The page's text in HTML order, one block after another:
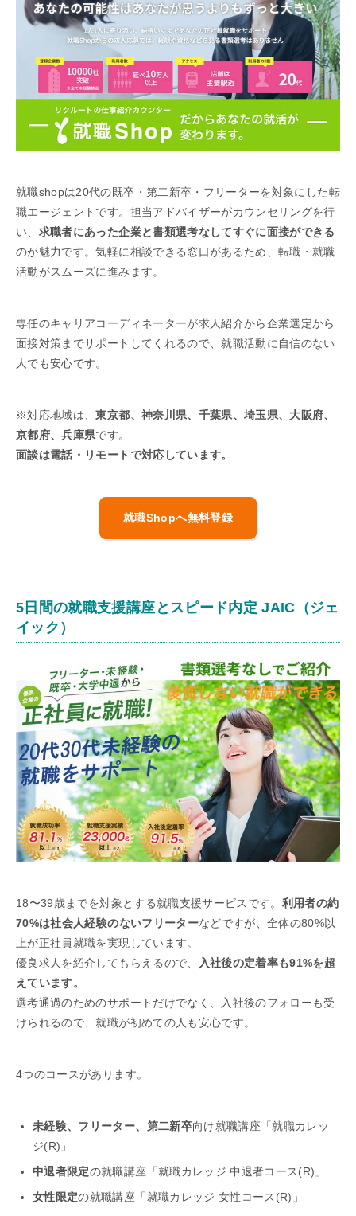
就職shopは20代の既卒・第二新卒・フリーターを対象にした転
職エージェントです。担当アドバイザーがカウンセリングを行
い、 求職者にあった企業と書類選考なしてすぐに面接ができる
のが魅力です。気軽に相談できる窓口があるため、転職・就職
活動がスムーズに進みます。
専任のキャリアコーディネーターが求人紹介から企業選定から
面接対策までサポートしてくれるので、就職活動に自信のない
人でも安心です。
※対応地域は、東京都、神奈川県、千葉県、埼玉県、大阪府、
京都府、兵庫県です。
面談は電話・リモートで対応しています。
就職Shopへ無料登録
5日間の就職支援講座とスピード内定 JAIC（ジェ
イック）
18〜39歳までを対象とする就職支援サービスです。 利用者の約
70%は社会人経験のないフリーターなどですが、全体の80%以
上が正社員就職を実現しています。
優良求人を紹介してもらえるので、
入社後の定着率も91%を超
えています。
選考通過のためのサポートだけでなく、入社後のフォローも受
けられるので、就職が初めての人も安心です。
4つのコースがあります。
未経験、フリーター、第二新卒向け就職講座「就職カレッ
ジ(R)」
中退者限定の就職講座「就職カレッジ 中退者コース(R)」
女性限定の就職講座「就職カレッジ 女性コース(R)」